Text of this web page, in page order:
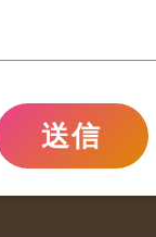
送信